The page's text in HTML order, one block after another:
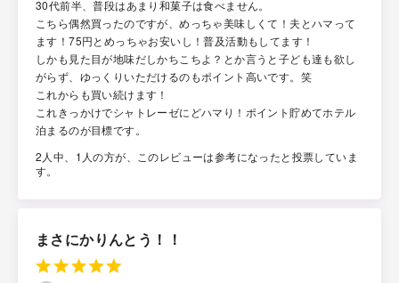
30代前半、普段はあまり和菓子は食べません。
こちら偶然買ったのですが、めっちゃ美味しくて！夫とハマって
ます！75円とめっちゃお安いし！普及活動もしてます！
しかも見た目が地味だしかちこちよ？とか言うと子ども達も欲し
がらず、ゆっくりいただけるのもポイント高いです。笑
これからも買い続けます！
これきっかけでシャトレーゼにどハマり！ポイント貯めてホテル
泊まるのが目標です。
2人中、1人の方が、このレビューは参考になったと投票していま
す。
まさにかりんとう！！